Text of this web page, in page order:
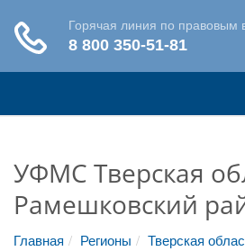
УФМС Тверская
Рамешковский
Главная Регионы
Тверская